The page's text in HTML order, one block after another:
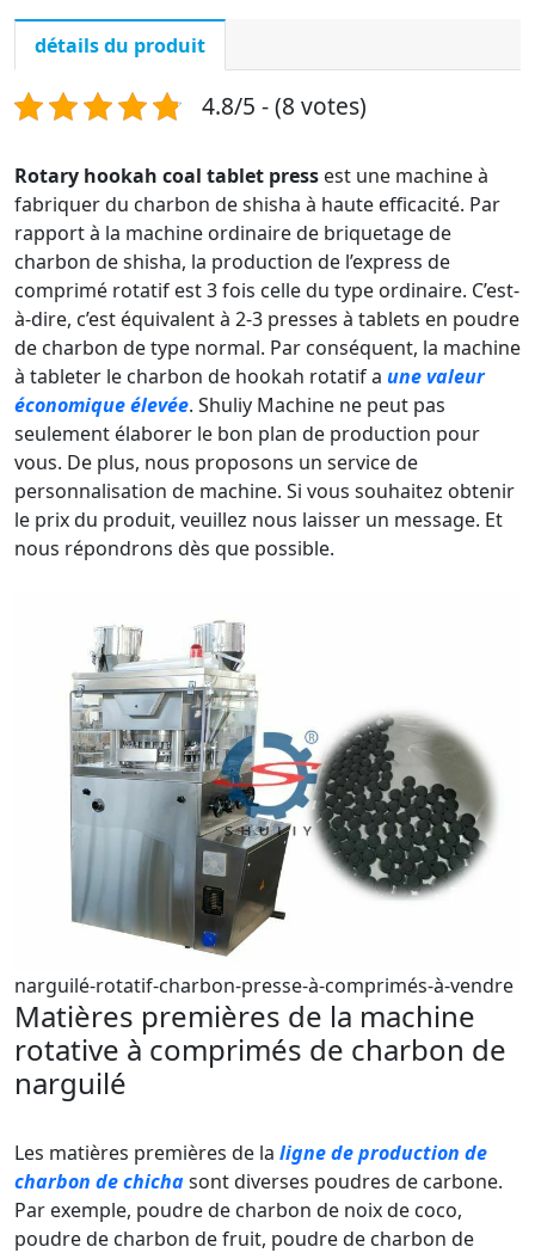
Taille globale (mm)
Poids de la machine (kg) 1500
détails du produit
4.8/5 - (8 votes)
Rotary hookah coal tablet press est une machine à
fabriquer du charbon de shisha à haute efficacité. Par
rapport à la machine ordinaire de briquetage de
charbon de shisha, la production de l’express de
comprimé rotatif est 3 fois celle du type ordinaire. C’est-
à-dire, c’est équivalent à 2-3 presses à tablets en poudre
de charbon de type normal. Par conséquent, la machine
à tableter le charbon de hookah rotatif a une valeur
économique élevée. Shuliy Machine ne peut pas
seulement élaborer le bon plan de production pour
vous. De plus, nous proposons un service de
personnalisation de machine. Si vous souhaitez obtenir
le prix du produit, veuillez nous laisser un message. Et
nous répondrons dès que possible.
narguilé-rotatif-charbon-presse-à-comprimés-à-vendre
Matières premières de la machine
rotative à comprimés de charbon de
narguilé
Les matières premières de la ligne de production de
charbon de chichasont diverses poudres de carbone.
Par exemple, poudre de charbon de noix de coco,
poudre de charbon de fruit, poudre de charbon de